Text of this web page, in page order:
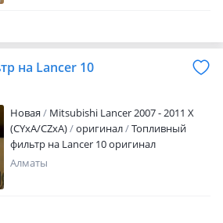
на Lancer 10
Новая
Mitsubishi Lancer 2007 - 2011 X
(CYxA/CZxA)
оригинал
Топливный
фильтр на Lancer 10 оригинал
Алматы